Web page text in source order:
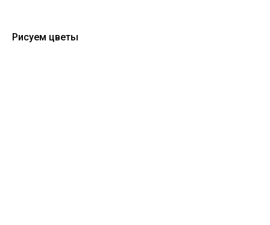
Рисуем цветы